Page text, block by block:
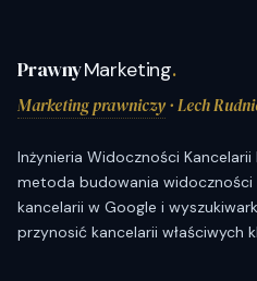
PrawnyMarketing.
Marketing prawniczy· Lech
Inżynieria Widoczności
metoda budowania widoczności
kancelarii w Google i
przynosić kancelarii właściwych